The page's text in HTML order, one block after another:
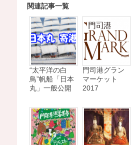
関連記事一覧
“太平洋の白
鳥”帆船「日本
丸」一般公開
門司港グラン
マーケット
2017